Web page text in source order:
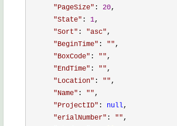
"PageSize" : 20,
"State" : 1,
"Sort" : "asc",
"BeginTime" : "",
"BoxCode" : "",
"EndTime" : "",
"Location" : "",
"Name" : "",
"ProjectID" : null,
"erialNumber" : "",